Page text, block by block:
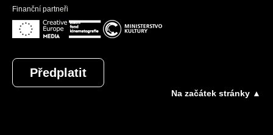
Finanční partneři
Předplatit
Na začátek stránky ▲